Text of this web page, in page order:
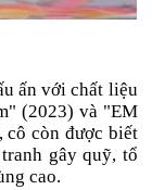
ấn với chất liệu
(2023) và "EM
cô còn được biết
gây quỹ, tổ
cao.